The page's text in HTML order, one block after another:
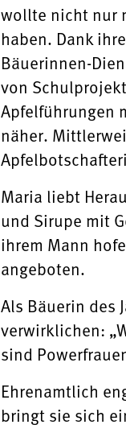
wollte nicht nur
haben. Dank
Bäuerinnen-
von
Apfelführungen
näher.
Maria liebt
und Sirupe mit
ihrem Mann
angeboten.
Als Bäuerin des
verwirklichen:
sind
Ehrenamtlich
bringt sie sich